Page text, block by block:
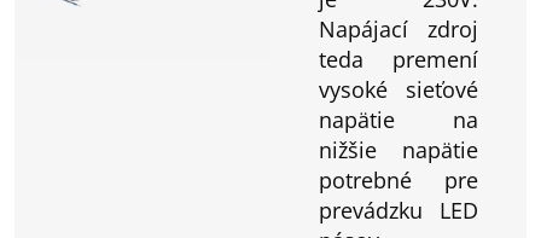
Napájací zdroj
teda premení
vysoké sieťové
napätie na
nižšie napätie
potrebné pre
prevádzku LED